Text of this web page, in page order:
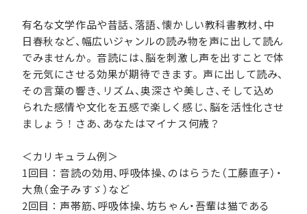
有名な文学作品や昔話、落語、懐かしい教科書教材、中
日春秋など、幅広いジャンルの読み物を声に出して読ん
でみませんか。音読には、脳を刺激し声を出すことで体
を元気にさせる効果が期待できます。声に出して読み、
その言葉の響き、リズム、奥深さや美しさ、そして込め
られた感情や文化を五感で楽しく感じ、脳を活性化させ
ましょう！さあ、あなたはマイナス何歳？
＜カリキュラム例＞
1回目：音読の効用、呼吸体操、のはらうた（工藤直子）・
大魚（金子みすゞ）など
2回目：声帯筋、呼吸体操、坊ちゃん・吾輩は猫である